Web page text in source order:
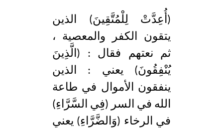
(أُعِدَّتْ لِلْمُتَّقِينَ) الذين
يتقون الكفر والمعصية ،
ثم نعتهم فقال : (الَّذِينَ
يُنْفِقُونَ) يعني : الذين
ينفقون الأموال في طاعة
الله في السر (فِي السَّرَّاءِ)
في الرخاء (وَالضَّرَّاءِ) يعني